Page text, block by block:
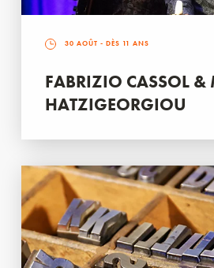
30 AOÛT - DÈS 11 ANS
FABRIZIO CASSOL &
HATZIGEORGIOU